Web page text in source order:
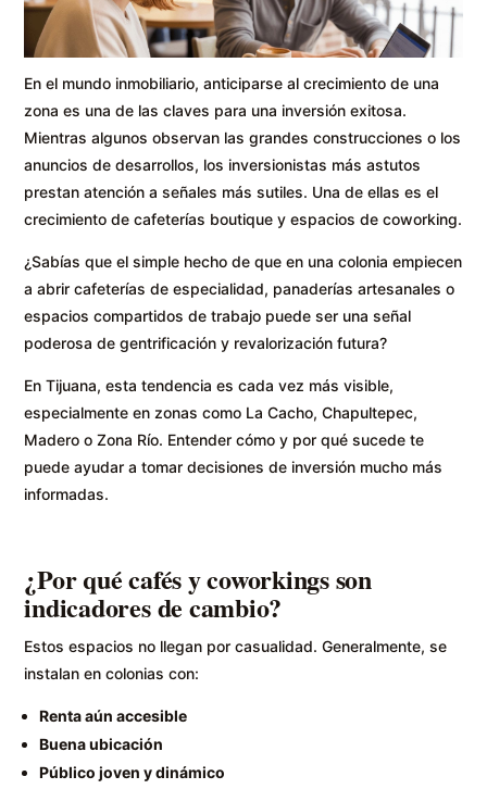
En el mundo inmobiliario, anticiparse al crecimiento de una
zona es una de las claves para una inversión exitosa.
Mientras algunos observan las grandes construcciones o los
anuncios de desarrollos, los inversionistas más astutos
prestan atención a señales más sutiles. Una de ellas es el
crecimiento de cafeterías boutique y espacios de coworking.
¿Sabías que el simple hecho de que en una colonia empiecen
a abrir cafeterías de especialidad, panaderías artesanales o
espacios compartidos de trabajo puede ser una señal
poderosa de gentrificación y revalorización futura?
En Tijuana, esta tendencia es cada vez más visible,
especialmente en zonas como La Cacho, Chapultepec,
Madero o Zona Río. Entender cómo y por qué sucede te
puede ayudar a tomar decisiones de inversión mucho más
informadas.
¿Por qué cafés y coworkings son
indicadores de cambio?
Estos espacios no llegan por casualidad. Generalmente, se
instalan en colonias con:
Renta aún accesible
Buena ubicación
Público joven y dinámico